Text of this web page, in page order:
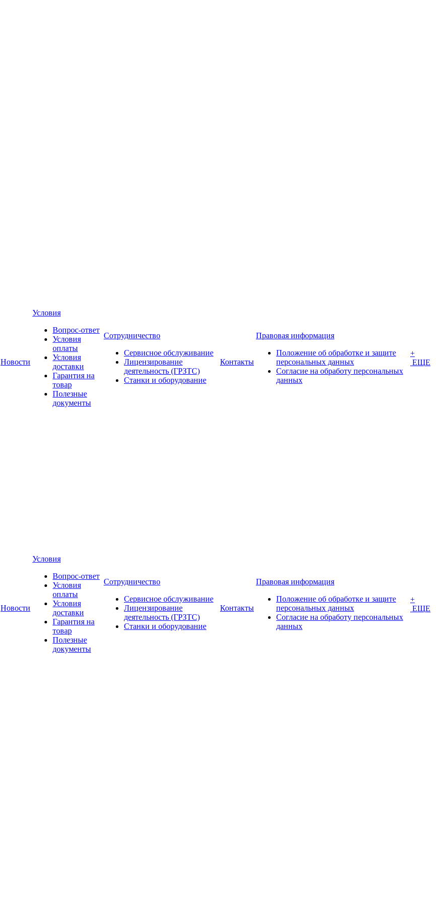
Новости
Условия
Вопрос-ответ
Условия
оплаты
Условия
доставки
Гарантия на
товар
Полезные
документы
Сотрудничество
Сервисное обслуживание
Лицензирование
деятельность (ГРЗТС)
Станки и оборудование
Контакты
Правовая информация
Положение об обработке и защите
персональных данных
Согласие на обработу персональных
данных
+
ЕЩЕ
Новости
Условия
Вопрос-ответ
Условия
оплаты
Условия
доставки
Гарантия на
товар
Полезные
документы
Сотрудничество
Сервисное обслуживание
Лицензирование
деятельность (ГРЗТС)
Станки и оборудование
Контакты
Правовая информация
Положение об обработке и защите
персональных данных
Согласие на обработу персональных
данных
+
ЕЩЕ